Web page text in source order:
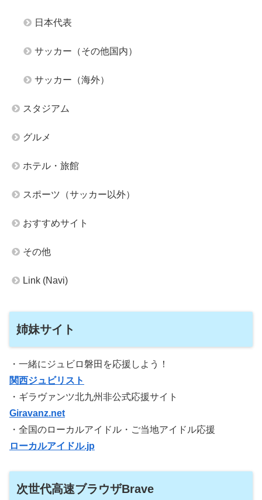
日本代表
サッカー（その他国内）
サッカー（海外）
スタジアム
グルメ
ホテル・旅館
スポーツ（サッカー以外）
おすすめサイト
その他
Link (Navi)
姉妹サイト
・一緒にジュビロ磐田を応援しよう！
関西ジュビリスト
・ギラヴァンツ北九州非公式応援サイト
Giravanz.net
・全国のローカルアイドル・ご当地アイドル応援
ローカルアイドル.jp
次世代高速ブラウザBrave